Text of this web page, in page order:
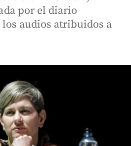
por el diario
audios atribuidos a